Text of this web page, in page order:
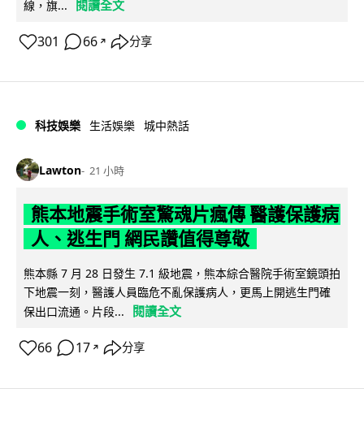
線，旗... 閱讀全文
301 66 ↗ 分享
科技娛樂 生活娛樂 城中熱話
Lawton 21 小時
熊本地震手術室驚魂片瘋傳 醫護保護病
人、逃生門 網民讚值得尊敬
熊本縣 7 月 28 日發生 7.1 級地震，熊本綜合醫院手術室鏡頭拍
下地震一刻，醫護人員臨危不亂保護病人，更馬上開逃生門確
保出口流通。片段...
閱讀全文
66 17 ↗ 分享